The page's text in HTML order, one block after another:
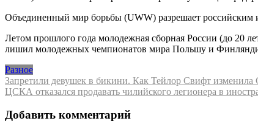
Объединенный мир борьбы (UWW) разрешает российским
Летом прошлого года молодежная сборная России (до 20
лишил молодежных чемпионатов мира Польшу и
Разное
Навигация
по
записям
Запретили девушек в бикини. Как Тейлор Свифт
ЦСКА отказался продавать чилийского легионера в
Добавить комментарий